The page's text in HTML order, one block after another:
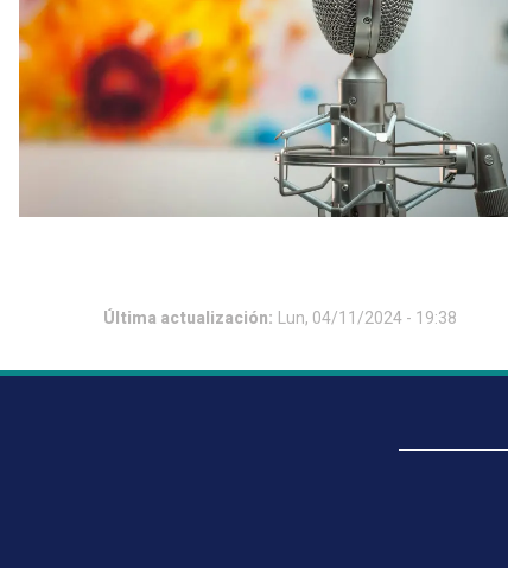
Última actualización: Lun, 04/11/2024 - 19:38